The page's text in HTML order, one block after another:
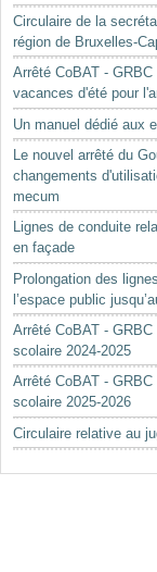
Circulaire de la
région de Bruxelles-
Arrêté CoBAT -
vacances d'été pour
Un manuel dédié aux
Le nouvel arrêté du
changements
mecum
Lignes de conduite
en façade
Prolongation des
l’espace public
Arrêté CoBAT -
scolaire 2024-2025
Arrêté CoBAT -
scolaire 2025-2026
Circulaire relative au